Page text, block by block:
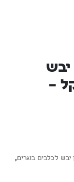
–
יבש לכלבים בוגרים,